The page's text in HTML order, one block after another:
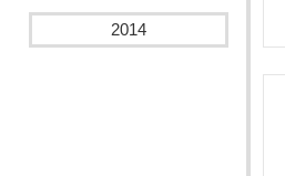
2014